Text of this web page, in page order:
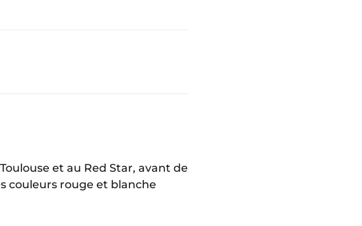
et au Red Star, avant de
couleurs rouge et blanche